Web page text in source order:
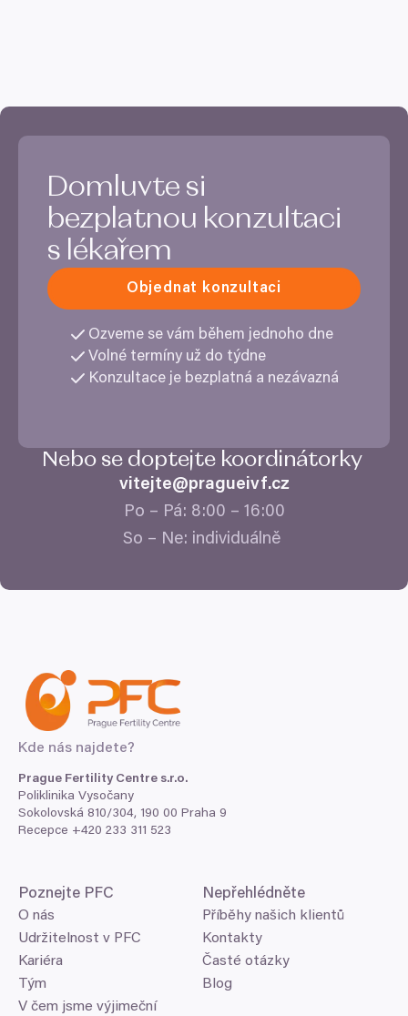
Domluvte si
bezplatnou konzultaci
s lékařem
Objednat konzultaci
Ozveme se vám během jednoho dne
Volné termíny už do týdne
Konzultace je bezplatná a nezávazná
Nebo se doptejte koordinátorky
vitejte@​pragueivf.​cz
Po – Pá: 8:00 – 16:00
So – Ne: individuálně
Kde nás najdete?
Prague Fertility Centre s.r.o.
Poliklinika Vysočany
Sokolovská 810/304, 190 00 Praha 9
Recepce +420 233 311 523
Poznejte PFC
O nás
V čem jsme výjimeční
Tým
Udržitelnost v PFC
Kariéra
Nepřehlédněte
Příběhy našich klientů
Blog
Časté otázky
Kontakty